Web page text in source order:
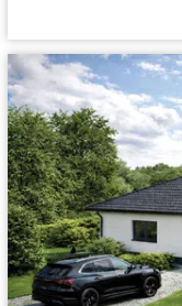
Dispozice:
Užitná plocha: